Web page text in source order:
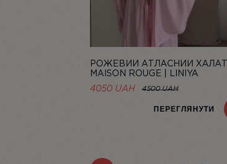
РОЖЕВИЙ АТЛАСНИЙ ХАЛАТ
MAISON ROUGE | LINIYA
4050 UAH 4500 UAH
ПЕРЕГЛЯНУТИ